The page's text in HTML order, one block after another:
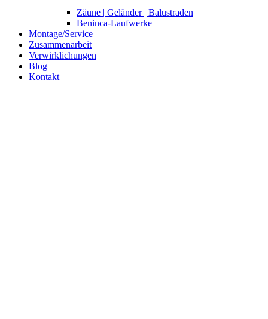
Zäune | Geländer | Balustraden
Beninca-Laufwerke
Montage/Service
Zusammenarbeit
Verwirklichungen
Blog
Kontakt